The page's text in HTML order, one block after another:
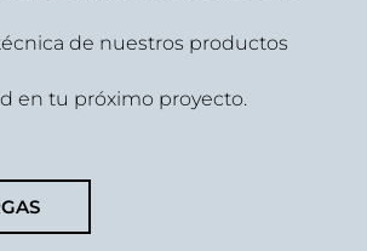
de nuestros productos
en tu próximo proyecto.